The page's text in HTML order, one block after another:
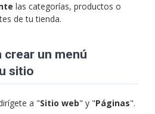
las categorías, productos o
de tu tienda.
crear un menú
sitio
a "Sitio web" y "Páginas".